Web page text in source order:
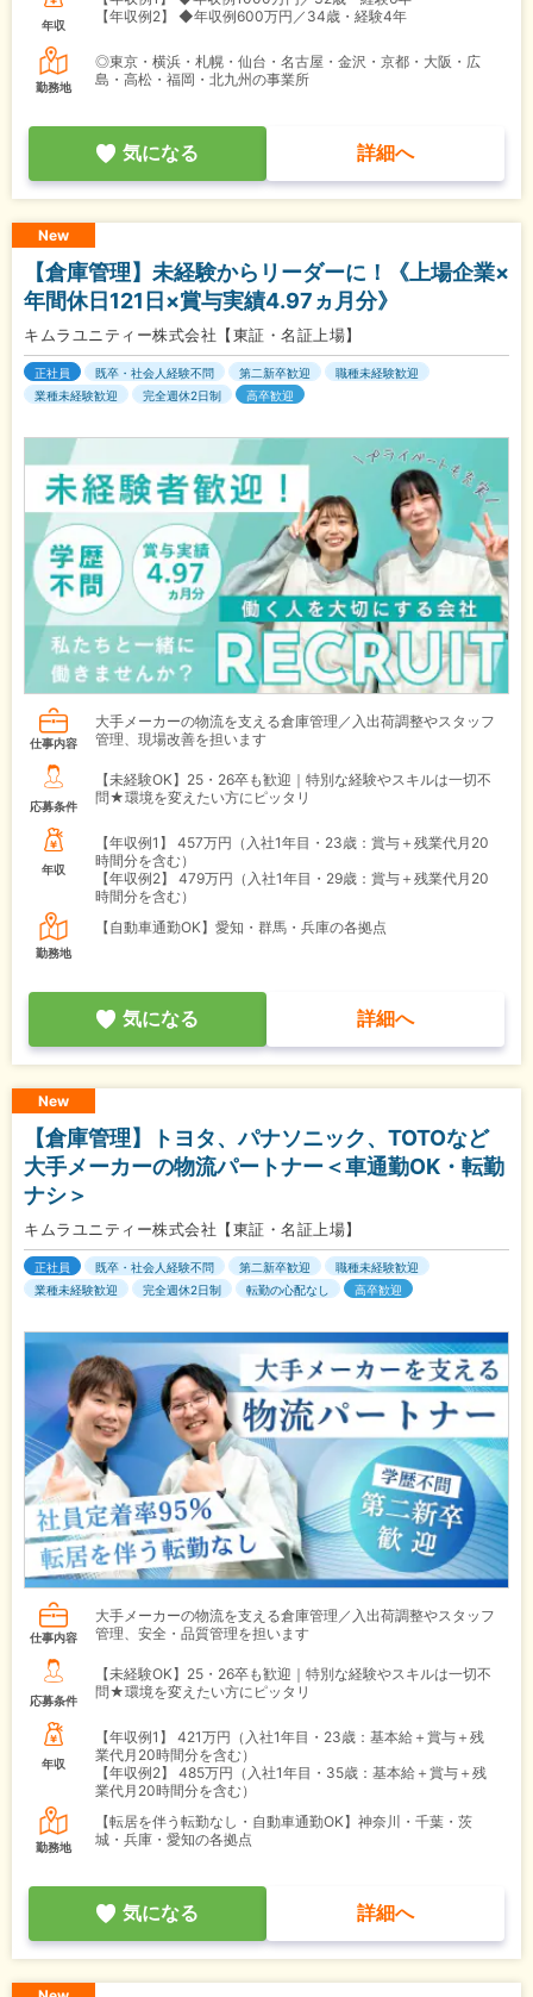
年収
【年収例2】
◆年収例600万円／34歳・経験4年
勤務地
◎東京・横浜・札幌・仙台・名古屋・金沢・京都・大阪・広
島・高松・福岡・北九州の事業所
気になる 詳細へ
New
【倉庫管理】未経験からリーダーに！《上場企業×
年間休日121日×賞与実績4.97ヵ月分》
キムラユニティー株式会社【東証・名証上場】
正社員 既卒・社会人経験不問 第二新卒歓迎
職種未経験歓迎
業種未経験歓迎
完全週休2日制 高卒歓迎
仕事内容
大手メーカーの物流を支える倉庫管理／入出荷調整やスタッフ
管理、現場改善を担います
応募条件
【未経験OK】25・26卒も歓迎｜特別な経験やスキルは一切不
問★環境を変えたい方にピッタリ
年収
【年収例1】
457万円（入社1年目・23歳：賞与＋残業代月20
時間分を含む）
【年収例2】
479万円（入社1年目・29歳：賞与＋残業代月20
時間分を含む）
勤務地
【自動車通勤OK】愛知・群馬・兵庫の各拠点
気になる 詳細へ
New
【倉庫管理】トヨタ、パナソニック、TOTOなど
大手メーカーの物流パートナー＜車通勤OK・転勤
ナシ＞
キムラユニティー株式会社【東証・名証上場】
正社員 既卒・社会人経験不問 第二新卒歓迎
職種未経験歓迎
業種未経験歓迎
完全週休2日制 転勤の心配なし 高卒歓迎
仕事内容
大手メーカーの物流を支える倉庫管理／入出荷調整やスタッフ
管理、安全・品質管理を担います
応募条件
【未経験OK】25・26卒も歓迎｜特別な経験やスキルは一切不
問★環境を変えたい方にピッタリ
年収
【年収例1】
421万円（入社1年目・23歳：基本給＋賞与＋残
業代月20時間分を含む）
【年収例2】
485万円（入社1年目・35歳：基本給＋賞与＋残
業代月20時間分を含む）
勤務地
【転居を伴う転勤なし・自動車通勤OK】神奈川・千葉・茨
城・兵庫・愛知の各拠点
気になる 詳細へ